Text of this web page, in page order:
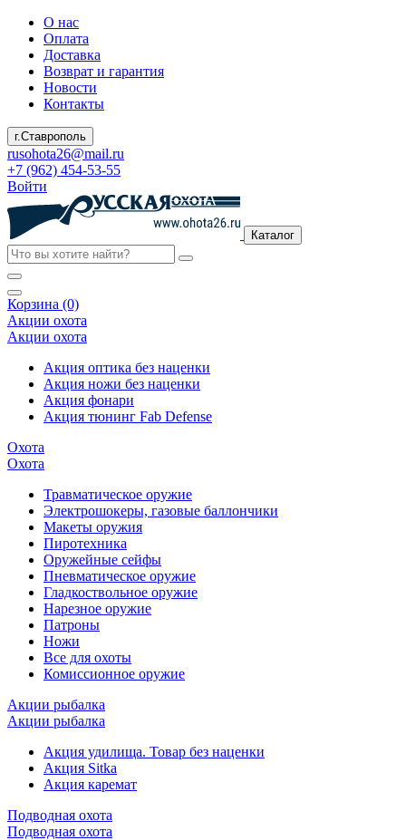
О нас
Оплата
Доставка
Возврат и гарантия
Новости
Контакты
г.Ставрополь
rusohota26@mail.ru
+7 (962) 454-53-55
Войти
Каталог
Корзина (0)
Акции охота
Акции охота
Акция оптика без наценки
Акция ножи без наценки
Акция фонари
Акция тюнинг Fab Defense
Охота
Охота
Травматическое оружие
Электрошокеры, газовые баллончики
Макеты оружия
Пиротехника
Оружейные сейфы
Пневматическое оружие
Гладкоствольное оружие
Нарезное оружие
Патроны
Ножи
Все для охоты
Комиссионное оружие
Акции рыбалка
Акции рыбалка
Акция удилища. Товар без наценки
Акция Sitka
Акция каремат
Подводная охота
Подводная охота